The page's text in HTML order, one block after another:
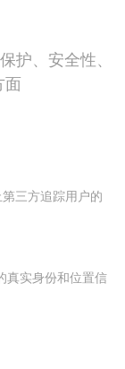
护、安全性、
面
三方追踪用户的
真实身份和位置信